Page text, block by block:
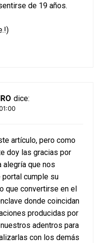
de 19 años.
dice:
artículo, pero como
doy las gracias por
alegría que nos
cumple su
que convertirse en el
donde coincidan
producidas por
adentros para
con los demás